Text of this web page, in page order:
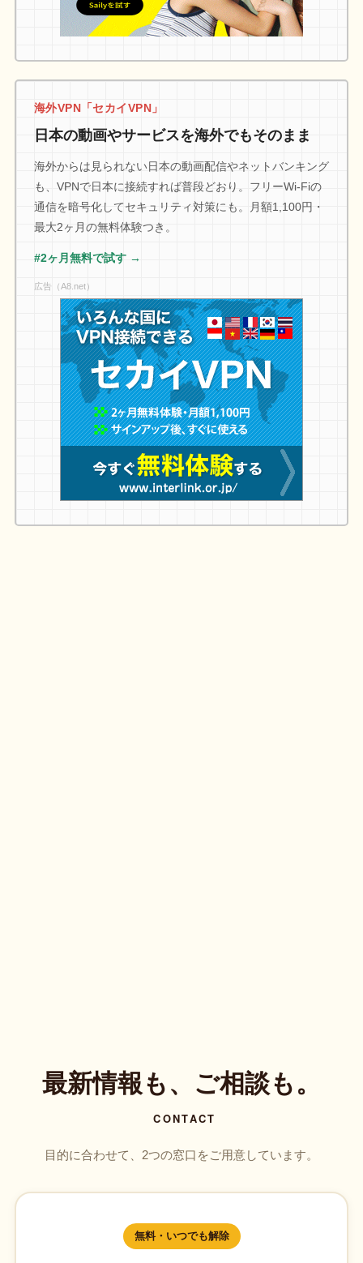
海外VPN「セカイVPN」
日本の動画やサービスを海外でもそのまま
海外からは見られない日本の動画配信やネットバンキング
も、VPNで日本に接続すれば普段どおり。フリーWi-Fiの
通信を暗号化してセキュリティ対策にも。月額1,100円・
最大2ヶ月の無料体験つき。
#2ヶ月無料で試す →
広告（A8.net）
最新情報も、ご相談も。
CONTACT
目的に合わせて、2つの窓口をご用意しています。
無料・いつでも解除